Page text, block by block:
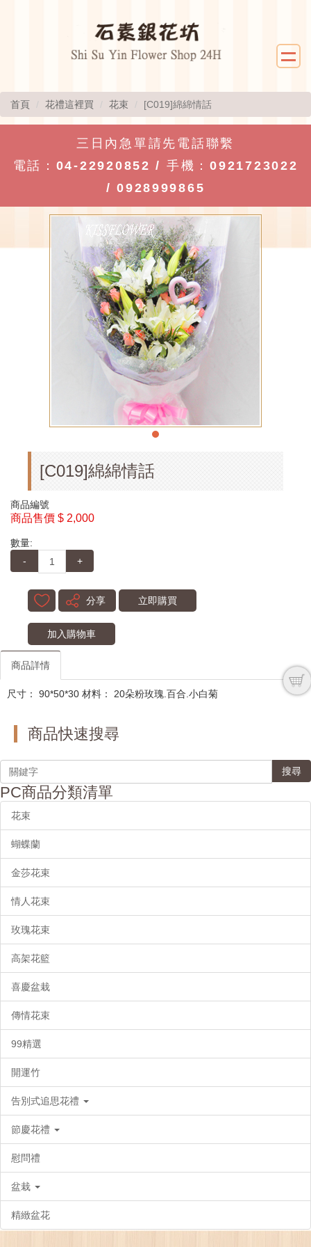
首頁 花禮這裡買 花束 [C019]綿綿情話
三日內急單請先電話聯繫
電話： 04-22920852 / 手機：0921723022
/0928999865
[C019]綿綿情話
商品編號
商品售價 $ 2,000
數量:
-
+
分享 立即購買
加入購物車
商品詳情
尺寸： 90*50*30 材料： 20朵粉玫瑰.百合.小白菊
商品快速搜尋
搜尋
PC商品分類清單
花束
蝴蝶蘭
金莎花束
情人花束
玫瑰花束
高架花籃
喜慶盆栽
傳情花束
99精選
開運竹
告別式追思花禮
節慶花禮
慰問禮
盆栽
精緻盆花